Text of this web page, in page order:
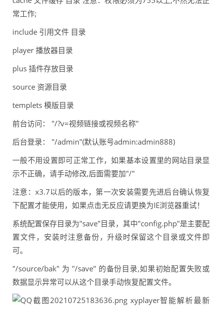
常工作;
include 引用文件 目录
player 播放器目录
plus 插件存放目录
source 资源目录
templets 模版目录
前台访问： "/?v=视频链接或视频名称"
后台登录： "/admin"(默认账号admin:admin888)
一般不用设置即可正常工作，如果基本设置里的网站目录显
示不正确，请手动修改,后面需要加"/"
注意：x3.7以后的版本，第一次安装需要先进后台确认恢复
下配置才能使用，如果点击无反应请更换为IE浏览器重试！
系统配置保存目录为"save"目录，其中"config.php"是主要配
置文件，安装时注意备份，升级时保留这个目录或文件即
可。
"/source/bak" 为 "/save" 的备份目录,如果初始配置失败或
数据显示异常可以从这个目录手动恢复配置文件。